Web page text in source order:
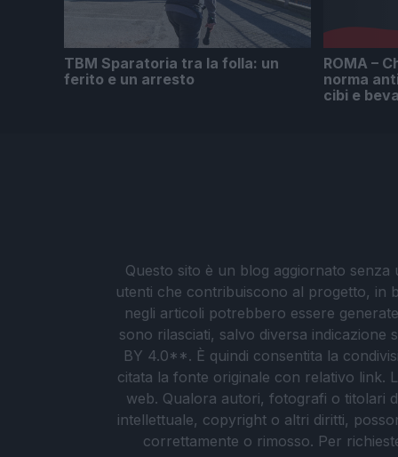
TBM Sparatoria tra la folla: un
ferito e un arresto
ROMA –
norma
cibi e
Questo sito è un blog aggiornato
utenti che contribuiscono al progetto, in
negli articoli potrebbero essere
sono rilasciati, salvo diversa
BY 4.0**. È quindi consentita la
citata la fonte originale con relativo link.
web. Qualora autori, fotografi o titolari
intellettuale, copyright o altri diritti,
correttamente o rimosso. Per